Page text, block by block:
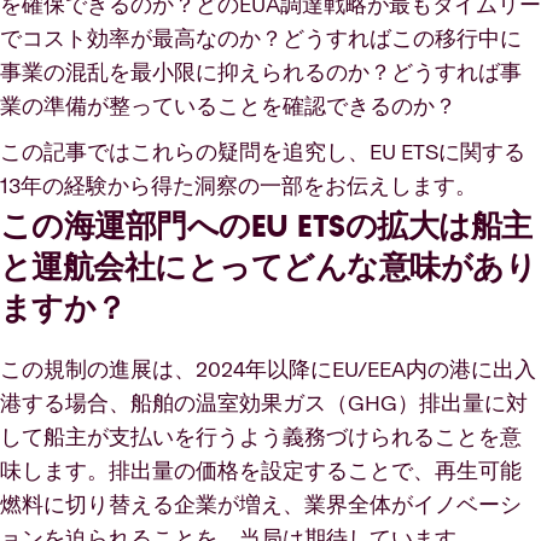
でコスト効率が最高なのか？どうすればこの移行中に
事業の混乱を最小限に抑えられるのか？どうすれば事
業の準備が整っていることを確認できるのか？
この記事ではこれらの疑問を追究し、EU ETSに関する
13年の経験から得た洞察の一部をお伝えします。
この海運部門へのEU ETSの拡大は船主
と運航会社にとってどんな意味があり
ますか？
この規制の進展は、2024年以降にEU/EEA内の港に出入
港する場合、船舶の温室効果ガス（GHG）排出量に対
して船主が支払いを行うよう義務づけられることを意
味します。排出量の価格を設定することで、再生可能
燃料に切り替える企業が増え、業界全体がイノベーシ